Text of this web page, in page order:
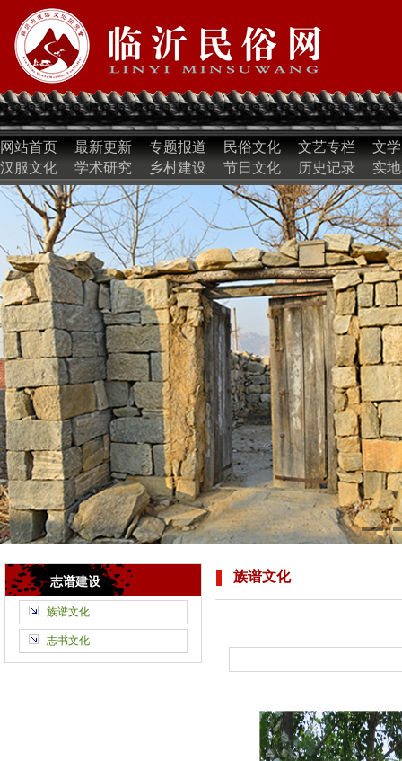
网站首页 最新更新 专题报道 民俗文化 文艺专栏
文
汉服文化
学术研究 乡村建设 节日文化 历史记录 实
志谱建设
族谱文化
志书文化
族谱文化